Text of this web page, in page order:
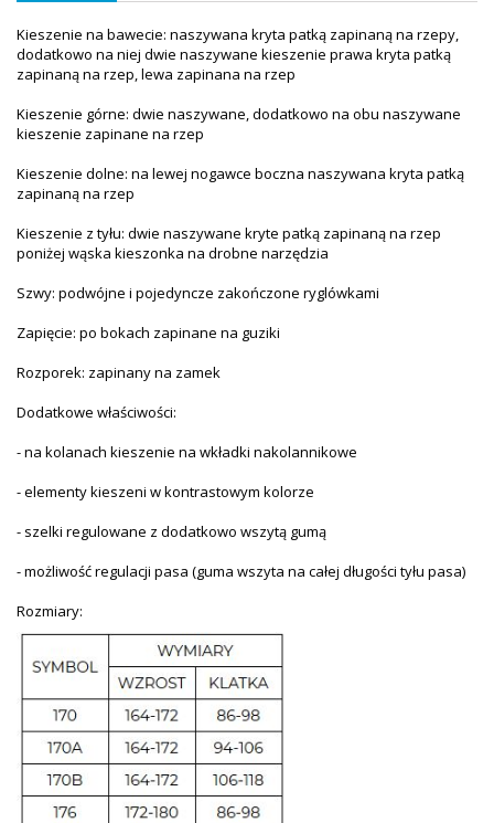
Kieszenie na bawecie: naszywana kryta patką zapinaną na rzepy,
dodatkowo na niej dwie naszywane kieszenie prawa kryta patką
zapinaną na rzep, lewa zapinana na rzep
Kieszenie górne: dwie naszywane, dodatkowo na obu naszywane
kieszenie zapinane na rzep
Kieszenie dolne: na lewej nogawce boczna naszywana kryta patką
zapinaną na rzep
Kieszenie z tyłu: dwie naszywane kryte patką zapinaną na rzep
poniżej wąska kieszonka na drobne narzędzia
Szwy: podwójne i pojedyncze zakończone ryglówkami
Zapięcie: po bokach zapinane na guziki
Rozporek: zapinany na zamek
Dodatkowe właściwości:
- na kolanach kieszenie na wkładki nakolannikowe
- elementy kieszeni w kontrastowym kolorze
- szelki regulowane z dodatkowo wszytą gumą
- możliwość regulacji pasa (guma wszyta na całej długości tyłu pasa)
Rozmiary: